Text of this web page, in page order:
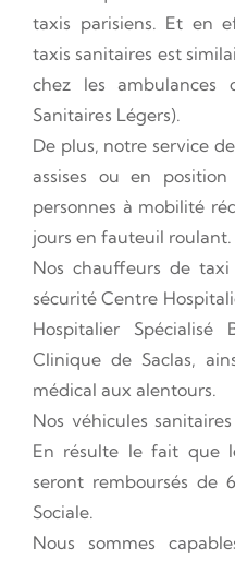
taxis parisiens. Et en
taxis sanitaires est
chez les ambulances
Sanitaires Légers).
De plus, notre service
assises ou en
personnes à mobilité
jours en fauteuil roulant.
Nos chauffeurs de
sécurité Centre
Hospitalier
Clinique de Saclas,
médical aux alentours.
Nos véhicules
En résulte le fait que
seront remboursés de
Sociale.
Nous sommes